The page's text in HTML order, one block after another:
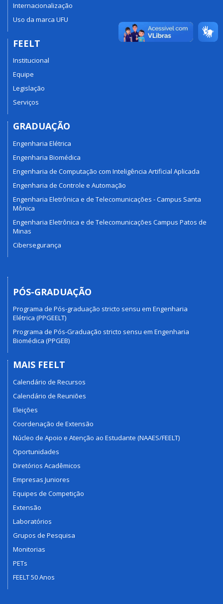
Internacionalização
Uso da marca UFU
FEELT
Institucional
Equipe
Legislação
Serviços
GRADUAÇÃO
Engenharia Elétrica
Engenharia Biomédica
Engenharia de Computação com Inteligência Artificial Aplicada
Engenharia de Controle e Automação
Engenharia Eletrônica e de Telecomunicações - Campus Santa
Mônica
Engenharia Eletrônica e de Telecomunicações Campus Patos de
Minas
Cibersegurança
PÓS-GRADUAÇÃO
Programa de Pós-graduação stricto sensu em Engenharia
Elétrica (PPGEELT)
Programa de Pós-Graduação stricto sensu em Engenharia
Biomédica (PPGEB)
MAIS FEELT
Calendário de Recursos
Calendário de Reuniões
Eleições
Coordenação de Extensão
Núcleo de Apoio e Atenção ao Estudante (NAAES/FEELT)
Oportunidades
Diretórios Acadêmicos
Empresas Juniores
Equipes de Competição
Extensão
Laboratórios
Grupos de Pesquisa
Monitorias
PETs
FEELT 50 Anos